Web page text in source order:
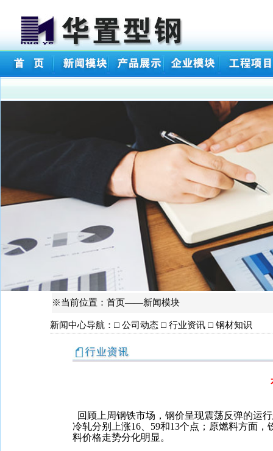
※当前位置：首页——新闻模块
新闻中心导航：□ 公司动态 □ 行业资讯 □ 钢材知识
回顾上周钢铁市场，钢价呈现震荡反弹的运
冷轧分别上涨16、59和13个点；原燃料方面
料价格走势分化明显。